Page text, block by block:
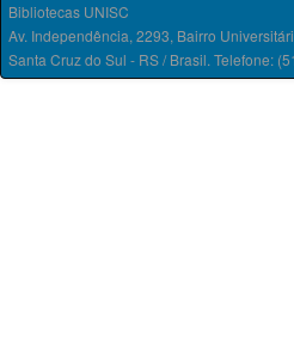
Bibliotecas UNISC
Av. Independência, 2293, Bairro
Santa Cruz do Sul - RS / Brasil. Telefone: